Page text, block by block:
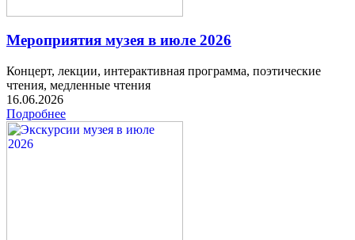
Мероприятия музея в июле 2026
Концерт, лекции, интерактивная программа, поэтические
чтения, медленные чтения
16.06.2026
Подробнее